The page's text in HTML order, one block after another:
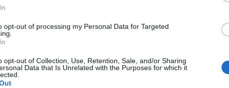
opt-out of processing my Personal Data for Targeted
opt-out of Collection, Use, Retention, Sale, and/or Sharing
Data that Is Unrelated with the Purposes for which it
no formas parte de 2Playbook Club?
o únete gratis como Simpatizante para leer este contenido!
¡Suscríbete! Inicia sesión